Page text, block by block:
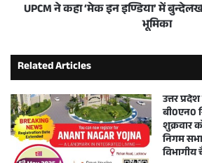
UPCM ने कहा ‘मेक इन इण्डिया’ में
भूमिका
Related Articles
उत्तर
बी0एन0
शुक्रवार
निगम